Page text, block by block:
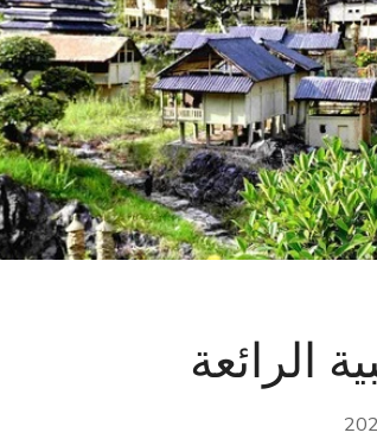
الرائعة